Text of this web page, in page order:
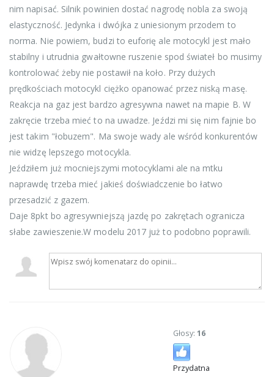
nim napisać. Silnik powinien dostać nagrodę nobla za swoją
elastyczność. Jedynka i dwójka z uniesionym przodem to
norma. Nie powiem, budzi to euforię ale motocykl jest mało
stabilny i utrudnia gwałtowne ruszenie spod świateł bo musimy
kontrolować żeby nie postawił na koło. Przy dużych
prędkościach motocykl ciężko opanować przez niską masę.
Reakcja na gaz jest bardzo agresywna nawet na mapie B. W
zakręcie trzeba mieć to na uwadze. Jeździ mi się nim fajnie bo
jest takim "łobuzem". Ma swoje wady ale wśród konkurentów
nie widzę lepszego motocykla.
Jeździłem już mocniejszymi motocyklami ale na mtku
naprawdę trzeba mieć jakieś doświadczenie bo łatwo
przesadzić z gazem.
Daje 8pkt bo agresywniejszą jazdę po zakrętach ogranicza
słabe zawieszenie.W modelu 2017 już to podobno poprawili.
Głosy: 16
Przydatna